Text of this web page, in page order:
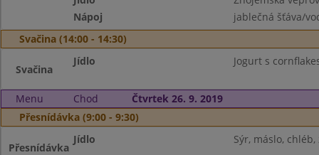
Nápoj
jablečná šťáva/
Svačina (14:00 - 14:30)
Svačina
Jídlo Jogurt s
Menu Chod
Čtvrtek 26. 9. 2019
Přesnídávka (9:00 - 9:30)
Přesnídávka
Jídlo Sýr, máslo,